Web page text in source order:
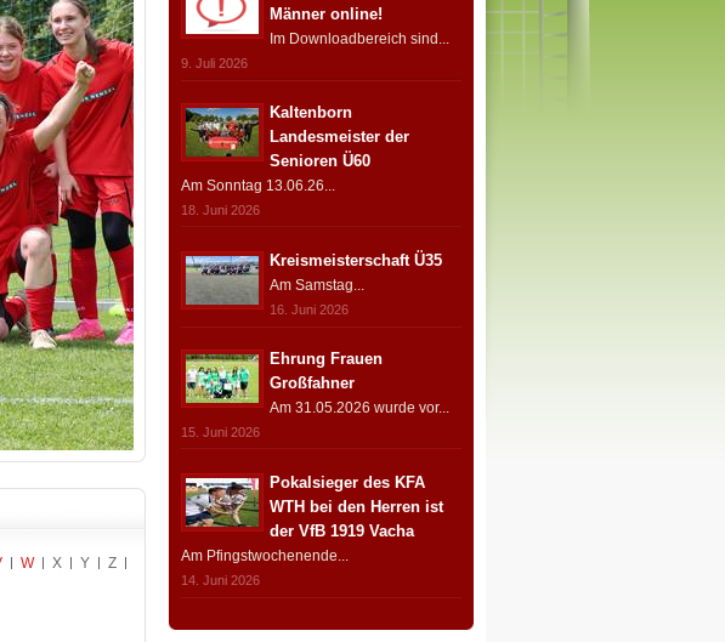
W X Y Z
Männer online!
Im Downloadbereich sind...
9. Juli 2026
Kaltenborn
Landesmeister der
Senioren Ü60
Am Sonntag 13.06.26...
18. Juni 2026
Kreismeisterschaft Ü35
Am Samstag...
16. Juni 2026
Ehrung Frauen
Großfahner
Am 31.05.2026 wurde vor...
15. Juni 2026
Pokalsieger des KFA
WTH bei den Herren ist
der VfB 1919 Vacha
Am Pfingstwochenende...
14. Juni 2026